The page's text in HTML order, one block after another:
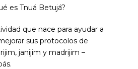
es Tnuá Betujá?
que nace para ayudar a
sus protocolos de
janijim y madrijim –